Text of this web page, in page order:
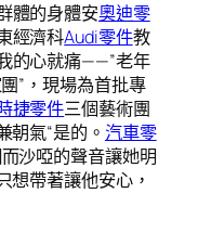
體的身體安奧迪零
經濟科Audi零件教
的心就痛——”老年
”，現場為首批專
捷零件三個藝術團
朝氣“是的。 汽車零
沙啞的聲音讓她明
想帶著讓他安心，